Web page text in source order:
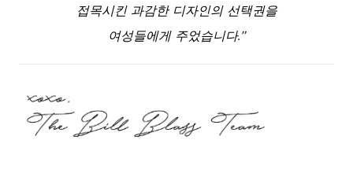
접목시킨 과감한 디자인의 선택권을
여성들에게 주었습니다.”